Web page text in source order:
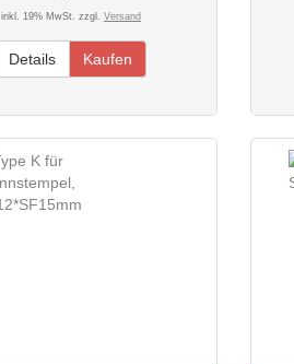
inkl. 19% MwSt. zzgl. Versand
Details Kaufen